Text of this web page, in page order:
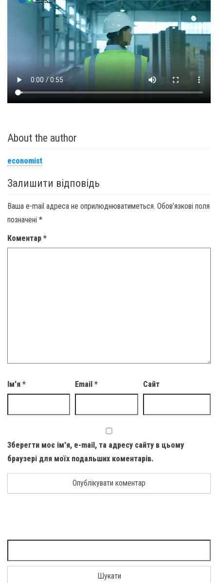
About the author
economist
Залишити відповідь
Ваша e-mail адреса не оприлюднюватиметься. Обов’язкові поля
позначені *
Коментар *
Ім'я * Email* Сайт
Зберегти моє ім'я, e-mail, та адресу сайту в цьому
браузері для моїх подальших коментарів.